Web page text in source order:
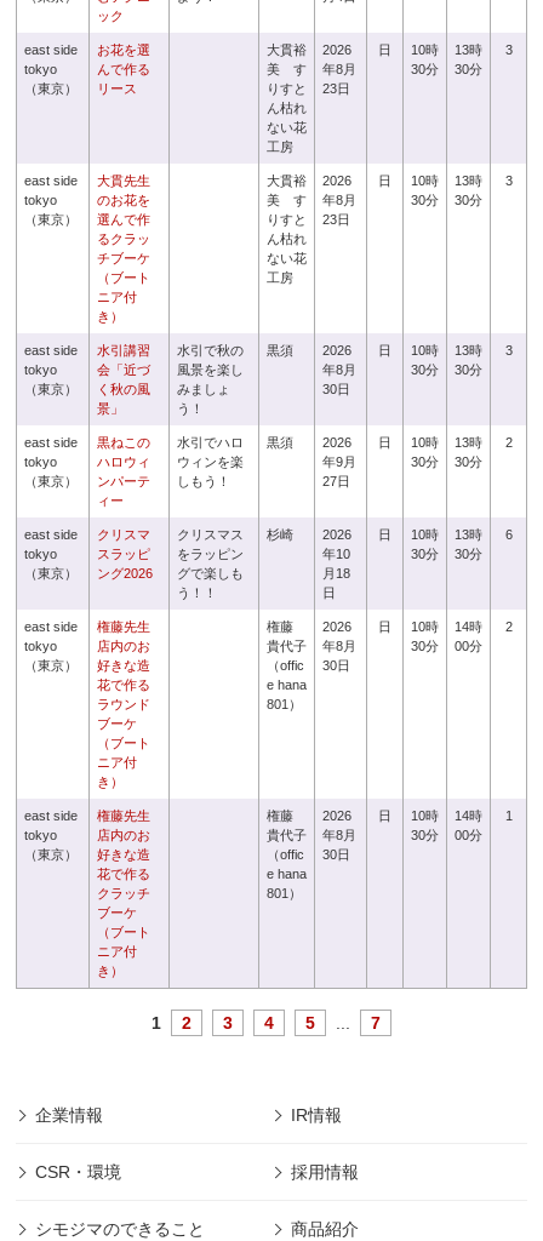
ック
east side
tokyo
（東京）
お花を選
んで作る
リース
大貫裕
美 す
りすと
ん枯れ
ない花
工房
2026
年8月
23日
日
10時
30分
13時
30分
3
east side
tokyo
（東京）
大貫先生
のお花を
選んで作
るクラッ
チブーケ
（ブート
ニア付
き）
大貫裕
美 す
りすと
ん枯れ
ない花
工房
2026
年8月
23日
日
10時
30分
13時
30分
3
east side
tokyo
（東京）
水引講習
会「近づ
く秋の風
景」
水引で秋の
風景を楽し
みましょ
う！
黒須
2026
年8月
30日
日
10時
30分
13時
30分
3
east side
tokyo
（東京）
黒ねこの
ハロウィ
ンパーテ
ィー
水引でハロ
ウィンを楽
しもう！
黒須
2026
年9月
27日
日
10時
30分
13時
30分
2
east side
tokyo
（東京）
クリスマ
スラッピ
ング2026
クリスマス
をラッピン
グで楽しも
う！！
杉崎
2026
年10
月18
日
日
10時
30分
13時
30分
6
east side
tokyo
（東京）
権藤先生
店内のお
好きな造
花で作る
ラウンド
ブーケ
（ブート
ニア付
き）
権藤
貴代子
（offic
e hana
801）
2026
年8月
30日
日
10時
30分
14時
00分
2
east side
tokyo
（東京）
権藤先生
店内のお
好きな造
花で作る
クラッチ
ブーケ
（ブート
ニア付
き）
権藤
貴代子
（offic
e hana
801）
2026
年8月
30日
日
10時
30分
14時
00分
1
1 2 3 4 5 7
企業情報 IR情報
CSR・環境 採用情報
シモジマのできること 商品紹介